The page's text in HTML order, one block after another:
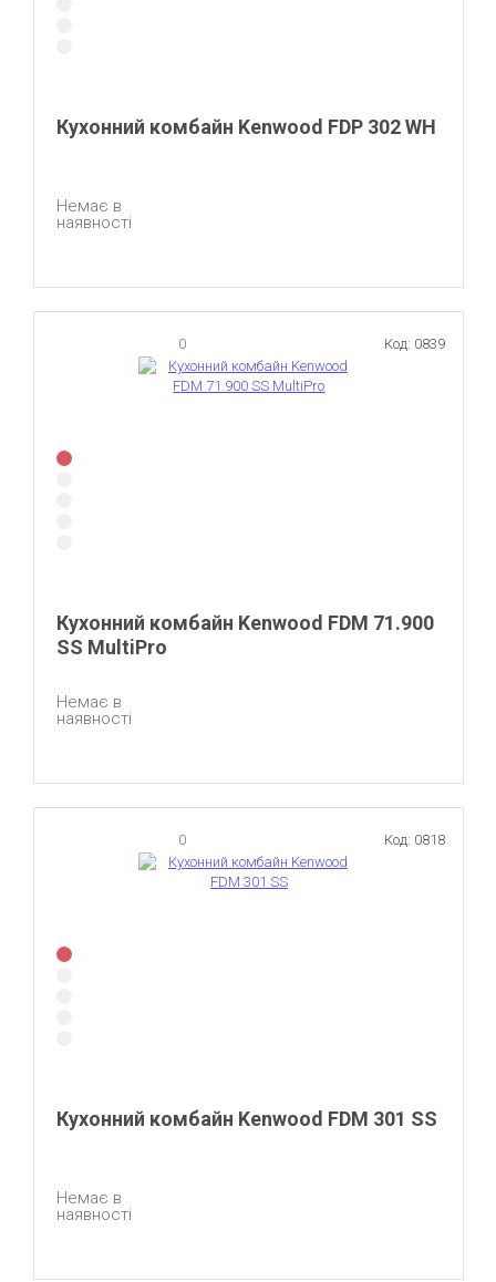
Кухонний комбайн Kenwood FDP 302 WH
Немає в
наявності
0
Кухонний комбайн Kenwood FDM 71.900
SS MultiPro
Код: 0839
Немає в
наявності
0
Кухонний комбайн Kenwood FDM 301 SS
Код: 0818
Немає в
наявності